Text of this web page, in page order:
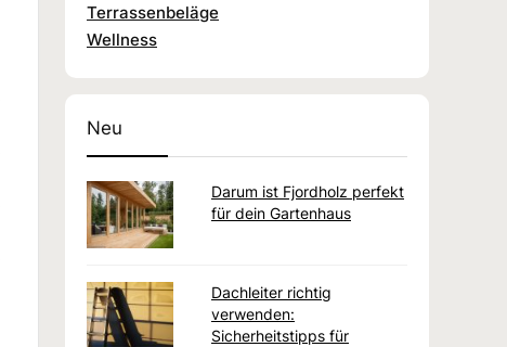
Terrassenbeläge
Wellness
Neu
Darum ist Fjordholz perfekt
für dein Gartenhaus
Dachleiter richtig
verwenden:
Sicherheitstipps für